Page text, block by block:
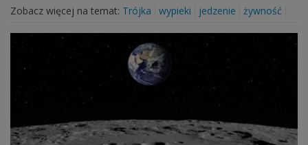
Zobacz więcej na temat: Trójka wypieki jedzenie żywność